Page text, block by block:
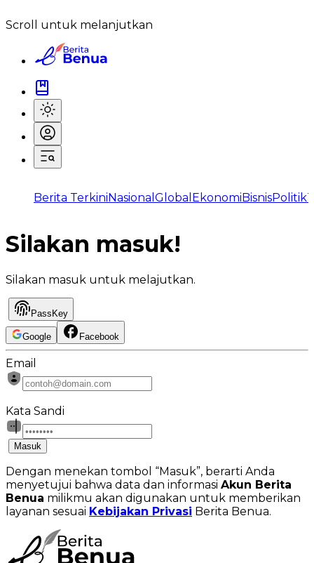
Scroll untuk melanjutkan
Berita TerkiniNasional Global EkonomiBisnisPolitik
Silakan masuk!
Silakan masuk untuk melajutkan.
PassKey
Google Facebook
Email
Kata Sandi
Masuk
Dengan menekan tombol “Masuk”, berarti Anda
menyetujui bahwa data dan informasi Akun Berita
Benua milikmu akan digunakan untuk memberikan
layanan sesuai Kebijakan Privasi Berita Benua.